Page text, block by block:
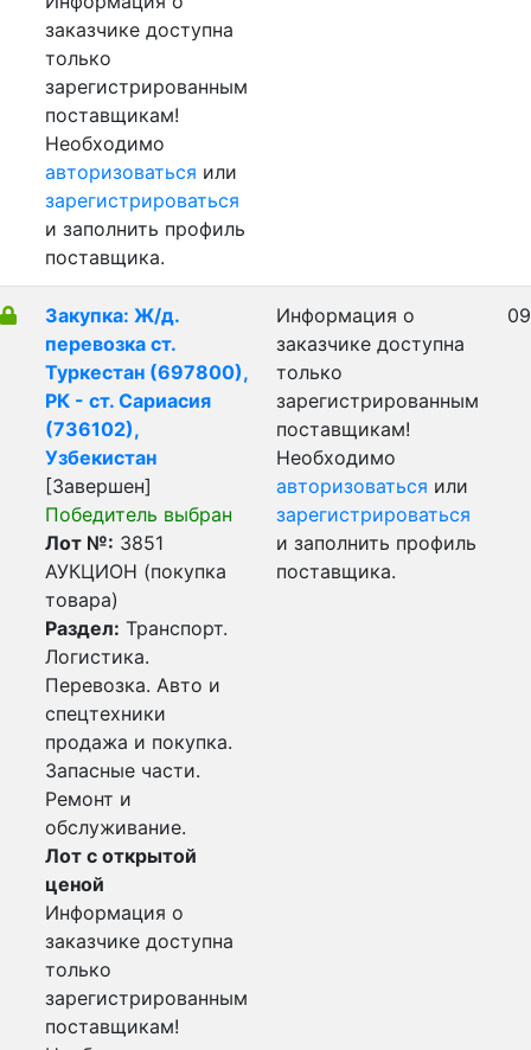
заказчике доступна
только
зарегистрированным
поставщикам!
Необходимо
авторизоваться или
зарегистрироваться
и заполнить профиль
поставщика.
Закупка: Ж/д.
перевозка ст.
Туркестан (697800),
РК - ст. Сариасия
(736102),
Узбекистан
[Завершен]
Победитель выбран
Лот №: 3851
АУКЦИОН (покупка
товара)
Раздел: Транспорт.
Логистика.
Перевозка. Авто и
спецтехники
продажа и покупка.
Запасные части.
Ремонт и
обслуживание.
Лот с открытой
ценой
Информация о
заказчике доступна
только
зарегистрированным
поставщикам!
Информация о
заказчике доступна
только
зарегистрированным
поставщикам!
Необходимо
авторизоваться или
зарегистрироваться
и заполнить профиль
поставщика.